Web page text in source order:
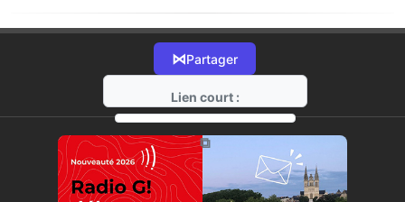
⋈Partager
Lien court :
https://radio-g.fr?5851
⧉